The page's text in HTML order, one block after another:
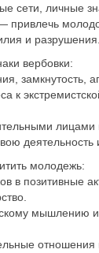
сети, личные
привлечь
и разрушения.
вербовки:
замкнутость,
к
лицами
деятельность
молодежь:
в позитивные
мышлению
отношения